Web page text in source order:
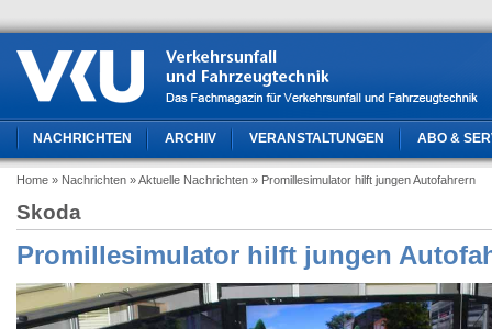
NACHRICHTEN ARCHIV VERANSTALTUNGEN ABO &
Home » Nachrichten » Aktuelle Nachrichten » Promillesimulator hilft jungen Autofahrern
Skoda
Promillesimulator hilft jungen